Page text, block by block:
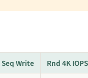
Seq Write Rnd 4K IOPS